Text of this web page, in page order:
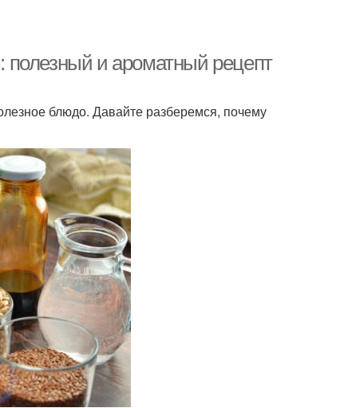
полезный и ароматный рецепт
блюдо. Давайте разберемся, почему